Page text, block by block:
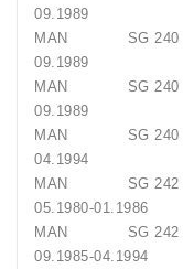
09.1989
MAN SG 240
09.1989
MAN SG 240
09.1989
MAN SG 240
04.1994
MAN SG
05.1980-
MAN SG
09.1985-